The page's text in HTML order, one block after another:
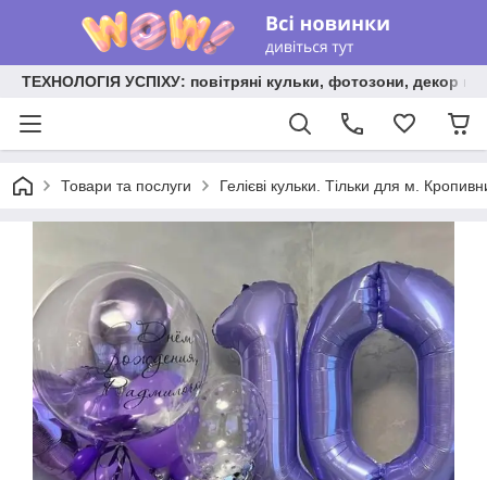
ТЕХНОЛОГІЯ УСПІХУ: повітряні кульки, фотозони, декор на
Товари та послуги Гелієві кульки. Тільки для м.